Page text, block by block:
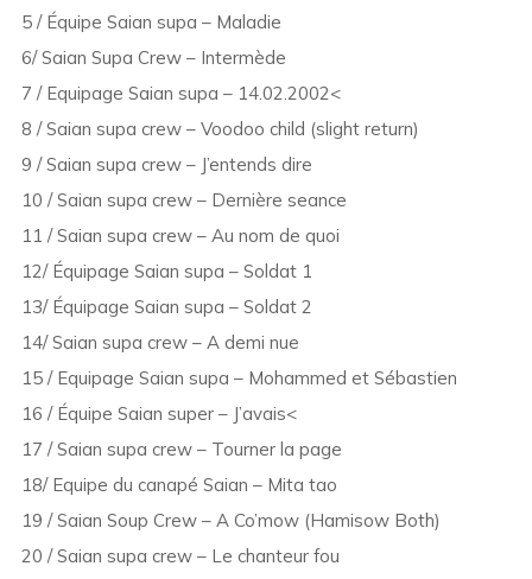
5 / Équipe Saian supa – Maladie
6/ Saian Supa Crew – Intermède
7 / Equipage Saian supa – 14.02.2002<
8 / Saian supa crew – Voodoo child (slight return)
9 / Saian supa crew – J’entends dire
10 / Saian supa crew – Dernière seance
11 / Saian supa crew – Au nom de quoi
12/ Équipage Saian supa – Soldat 1
13/ Équipage Saian supa – Soldat 2
14/ Saian supa crew – A demi nue
15 / Equipage Saian supa – Mohammed et Sébastien
16 / Équipe Saian super – J’avais<
17 / Saian supa crew – Tourner la page
18/ Equipe du canapé Saian – Mita tao
19 / Saian Soup Crew – A Co’mow (Hamisow Both)
20 / Saian supa crew – Le chanteur fou